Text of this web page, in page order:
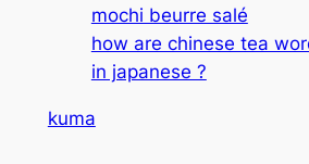
mochi beurre salé
how are chinese tea
in japanese ?
kuma